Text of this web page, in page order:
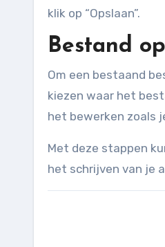
klik op “Opslaan”.
Bestand
Om een bestaand
kiezen waar het
het bewerken zoals
Met deze stappen
het schrijven van je